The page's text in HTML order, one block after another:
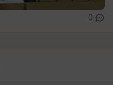
0